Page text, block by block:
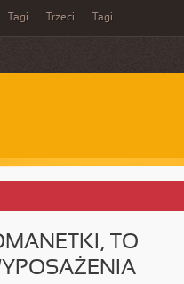
Tagi Trzeci Tagi
TO